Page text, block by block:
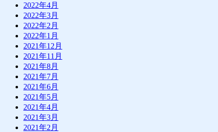
2022年4月
2022年3月
2022年2月
2022年1月
2021年12月
2021年11月
2021年8月
2021年7月
2021年6月
2021年5月
2021年4月
2021年3月
2021年2月